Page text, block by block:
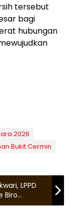
tersebut
bagi
hubungan
2026
Bukit Cermin
LPPD
Biro